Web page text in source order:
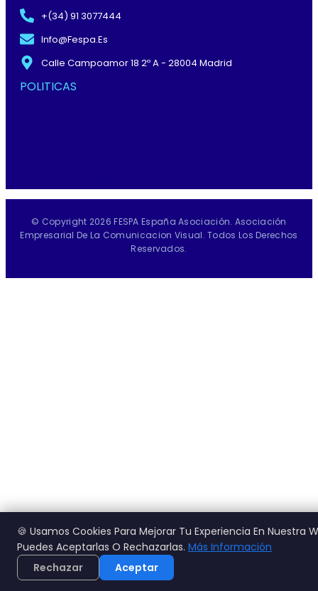
+(34) 91 3077444
Info@fespa.es
Calle Campoamor 18 2º A - 28004 Madrid
POLITICAS
© Copyright 2026 FESPA España Asociación. Asociación
Empresarial De La Comunicacion Visual. Todos Los Derechos
Reservados.
🍪 Usamos Cookies Para Mejorar Tu Experiencia En Nuestra
Puedes Aceptarlas O Rechazarlas. Más Información
Rechazar
Aceptar